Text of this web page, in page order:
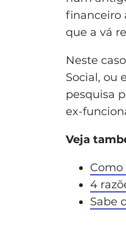
financeiro
que a vá
Neste
Social, ou
pesquisa
ex-
Veja
4
Sabe